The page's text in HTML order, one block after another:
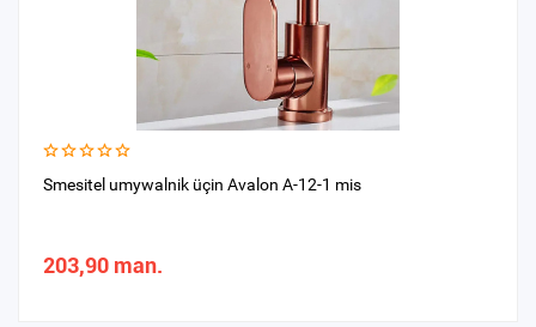
Smesitel umywalnik üçin Avalon A-12-1 mis
203,90 man.